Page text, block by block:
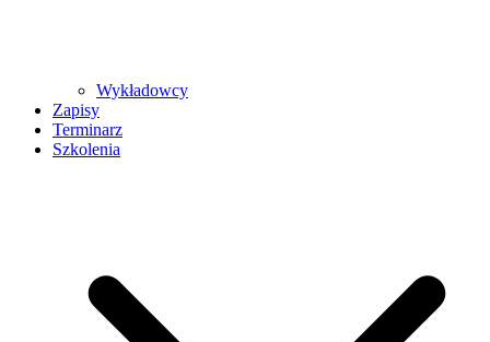
Wykładowcy
Zapisy
Terminarz
Szkolenia